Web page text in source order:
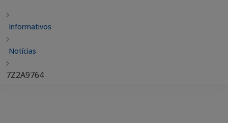
Informativos
Notícias
7Z2A9764